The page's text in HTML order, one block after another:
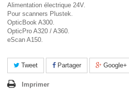
Alimentation électrique 24V.
Pour scanners Plustek.
OpticBook A300.
OpticPro A320 / A360.
eScan A150.
Tweet Partager Google+
Imprimer